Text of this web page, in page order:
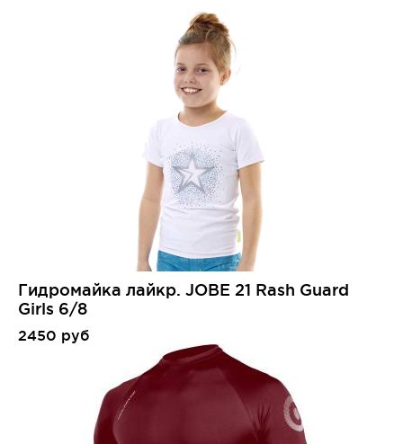
Гидромайка лайкр. JOBE 21 Rash Guard
Girls 6/8
2450 руб